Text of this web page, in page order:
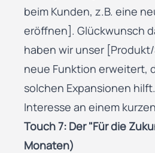
beim Kunden, z.B. eine
eröffnen]. Glückwunsch
haben wir unser
neue Funktion erweitert,
solchen Expansionen
Interesse an einem
Touch 7: Der "Für die
Monaten)